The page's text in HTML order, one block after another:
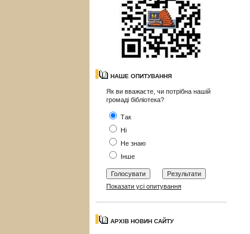
НАШЕ ОПИТУВАННЯ
Як ви вважаєте, чи потрібна нашій
громаді бібліотека?
Так
Ні
Не знаю
Інше
Показати усі опитування
АРХІВ НОВИН САЙТУ